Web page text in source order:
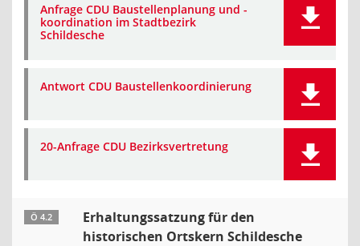
Anfrage CDU Baustellenplanung und -
koordination im Stadtbezirk
Schildesche
Antwort CDU Baustellenkoordinierung
20-Anfrage CDU Bezirksvertretung
Ö 4.2
Erhaltungssatzung für den
historischen Ortskern Schildesche